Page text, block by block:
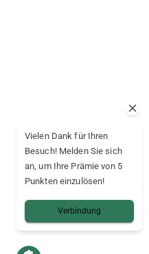
Vielen Dank für Ihren
Besuch! Melden Sie sich
an, um Ihre Prämie von 5
Punkten einzulösen!
Verbindung